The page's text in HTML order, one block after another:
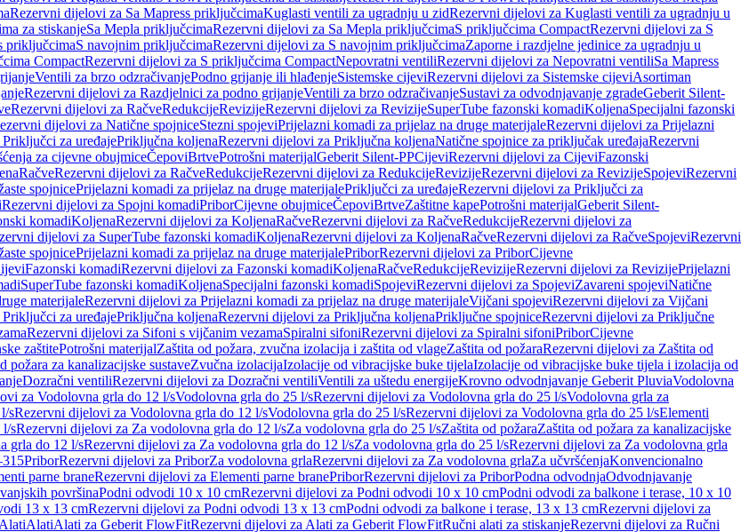
Rezervni dijelovi za Sa Mapress priključcimaKuglasti ventili za ugradnju u zidRezervni dijelovi za Kuglasti ventili za ugradnju u
za stiskanjeSa Mepla priključcimaRezervni dijelovi za Sa Mepla priključcimaS priključcima CompactRezervni dijelovi za S
priključcimaS navojnim priključcimaRezervni dijelovi za S navojnim priključcimaZaporne i razdjelne jedinice za ugradnju u
CompactRezervni dijelovi za S priključcima CompactNepovratni ventiliRezervni dijelovi za Nepovratni ventiliSa Mapress
Ventili za brzo odzračivanjePodno grijanje ili hlađenjeSistemske cijeviRezervni dijelovi za Sistemske cijeviAsortiman
Rezervni dijelovi za Razdjelnici za podno grijanjeVentili za brzo odzračivanjeSustavi za odvodnjavanje zgradeGeberit Silent-
Rezervni dijelovi za RačveRedukcijeRevizijeRezervni dijelovi za RevizijeSuperTube fazonski komadiKoljenaSpecijalni fazonski
dijelovi za Natične spojniceStezni spojeviPrijelazni komadi za prijelaz na druge materijaleRezervni dijelovi za Prijelazni
za uređajePriključna koljenaRezervni dijelovi za Priključna koljenaNatične spojnice za priključak uređajaRezervni
za cijevne obujmiceČepoviBrtvePotrošni materijalGeberit Silent-PPCijeviRezervni dijelovi za CijeviFazonski
RačveRezervni dijelovi za RačveRedukcijeRezervni dijelovi za RedukcijeRevizijeRezervni dijelovi za RevizijeSpojeviRezervni
spojnicePrijelazni komadi za prijelaz na druge materijalePriključci za uređajeRezervni dijelovi za Priključci za
Rezervni dijelovi za Spojni komadiPriborCijevne obujmiceČepoviBrtveZaštitne kapePotrošni materijalGeberit Silent-
komadiKoljenaRezervni dijelovi za KoljenaRačveRezervni dijelovi za RačveRedukcijeRezervni dijelovi za
dijelovi za SuperTube fazonski komadiKoljenaRezervni dijelovi za KoljenaRačveRezervni dijelovi za RačveSpojeviRezervni
spojnicePrijelazni komadi za prijelaz na druge materijalePriborRezervni dijelovi za PriborCijevne
Fazonski komadiRezervni dijelovi za Fazonski komadiKoljenaRačveRedukcijeRevizijeRezervni dijelovi za RevizijePrijelazni
SuperTube fazonski komadiKoljenaSpecijalni fazonski komadiSpojeviRezervni dijelovi za SpojeviZavareni spojeviNatične
materijaleRezervni dijelovi za Prijelazni komadi za prijelaz na druge materijaleVijčani spojeviRezervni dijelovi za Vijčani
za uređajePriključna koljenaRezervni dijelovi za Priključna koljenaPriključne spojniceRezervni dijelovi za Priključne
Rezervni dijelovi za Sifoni s vijčanim vezamaSpiralni sifoniRezervni dijelovi za Spiralni sifoniPriborCijevne
zaštitePotrošni materijalZaštita od požara, zvučna izolacija i zaštita od vlageZaštita od požaraRezervni dijelovi za Zaštita od
požara za kanalizacijske sustaveZvučna izolacijaIzolacije od vibracijske buke tijelaIzolacije od vibracijske buke tijela i izolacija od
Dozračni ventiliRezervni dijelovi za Dozračni ventiliVentili za uštedu energijeKrovno odvodnjavanje Geberit PluviaVodolovna
za Vodolovna grla do 12 l/sVodolovna grla do 25 l/sRezervni dijelovi za Vodolovna grla do 25 l/sVodolovna grla za
sRezervni dijelovi za Vodolovna grla do 12 l/sVodolovna grla do 25 l/sRezervni dijelovi za Vodolovna grla do 25 l/sElementi
l/sRezervni dijelovi za Za vodolovna grla do 12 l/sZa vodolovna grla do 25 l/sZaštita od požaraZaštita od požara za kanalizacijske
grla do 12 l/sRezervni dijelovi za Za vodolovna grla do 12 l/sZa vodolovna grla do 25 l/sRezervni dijelovi za Za vodolovna grla
PriborRezervni dijelovi za PriborZa vodolovna grlaRezervni dijelovi za Za vodolovna grlaZa učvršćenjaKonvencionalno
parne braneRezervni dijelovi za Elementi parne branePriborRezervni dijelovi za PriborPodna odvodnjaOdvodnjavanje
površinaPodni odvodi 10 x 10 cmRezervni dijelovi za Podni odvodi 10 x 10 cmPodni odvodi za balkone i terase, 10 x 10
13 x 13 cmRezervni dijelovi za Podni odvodi 13 x 13 cmPodni odvodi za balkone i terase, 13 x 13 cmRezervni dijelovi za
AlatiAlati za Geberit FlowFitRezervni dijelovi za Alati za Geberit FlowFitRučni alati za stiskanjeRezervni dijelovi za Ručni